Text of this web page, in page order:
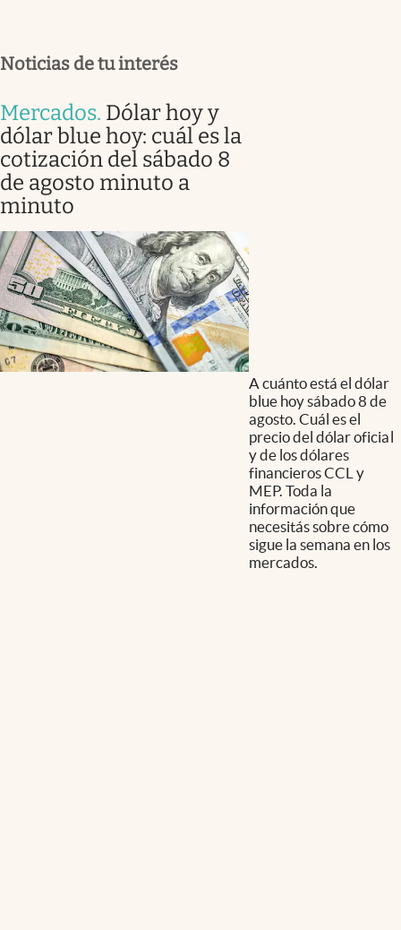
Noticias de tu interés
Mercados. Dólar hoy y
dólar blue hoy: cuál es la
cotización del sábado 8
de agosto minuto a
minuto
A cuánto está el dólar
blue hoy sábado 8 de
agosto. Cuál es el
precio del dólar oficial
y de los dólares
financieros CCL y
MEP. Toda la
información que
necesitás sobre cómo
sigue la semana en los
mercados.